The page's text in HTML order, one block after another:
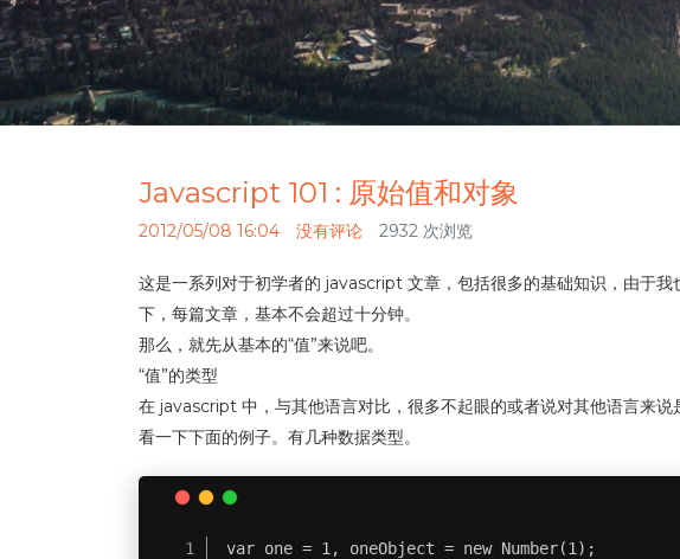
Javascript 101 : 原始值和对象
2012/05/08 16:04 没有评论 2932 次浏览
这是一系列对于初学者的 javascript 文章，包括很多的基础知识，由于
下，每篇文章，基本不会超过十分钟。
那么，就先从基本的“值”来说吧。
“值”的类型
在 javascript 中，与其他语言对比，很多不起眼的或者说对其他语言来
看一下下面的例子。有几种数据类型。
var one = 1, oneObject = new Number(1);